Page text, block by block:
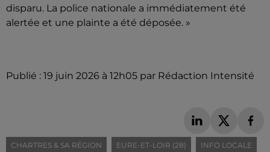
disparu. La police nationale a immédiatement été
alertée et une plainte a été déposée. »
Publié : 19 juin 2026 à 12h05 par Rédaction Intensité
CHARTRES & SA RÉGION EURE-ET-LOIR (28) INFO LOCALE